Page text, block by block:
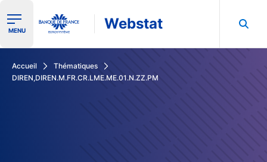
Ouvrir le menu de navigation
MENU Webstat
Accueil
Thématiques
DIREN,DIREN.M.FR.CR.LME.ME.01.N.ZZ.PM